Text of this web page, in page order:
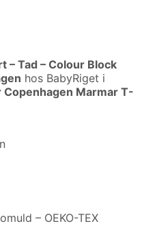
– Tad – Colour Block
hos BabyRiget i
Marmar T-
– OEKO-TEX